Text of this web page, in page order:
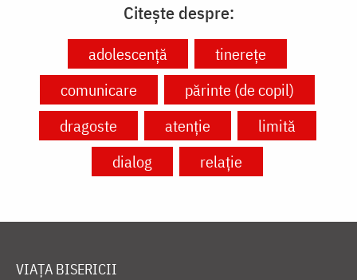
Citește despre:
adolescență
tinerețe
comunicare
părinte (de copil)
dragoste
atenție
limită
dialog
relație
VIAȚA BISERICII